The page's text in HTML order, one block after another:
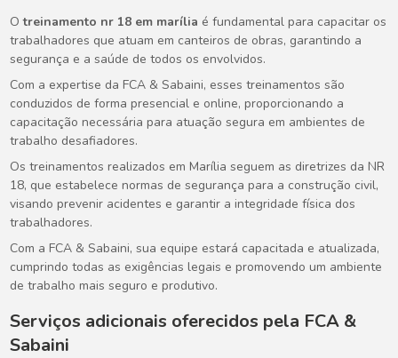
Otreinamento nr 18 em marília é fundamental para capacitar os
trabalhadores que atuam em canteiros de obras, garantindo a
segurança e a saúde de todos os envolvidos.
Com a expertise da FCA & Sabaini, esses treinamentos são
conduzidos de forma presencial e online, proporcionando a
capacitação necessária para atuação segura em ambientes de
trabalho desafiadores.
Os treinamentos realizados em Marília seguem as diretrizes da NR
18, que estabelece normas de segurança para a construção civil,
visando prevenir acidentes e garantir a integridade física dos
trabalhadores.
Com a FCA & Sabaini, sua equipe estará capacitada e atualizada,
cumprindo todas as exigências legais e promovendo um ambiente
de trabalho mais seguro e produtivo.
Serviços adicionais oferecidos pela FCA &
Sabaini